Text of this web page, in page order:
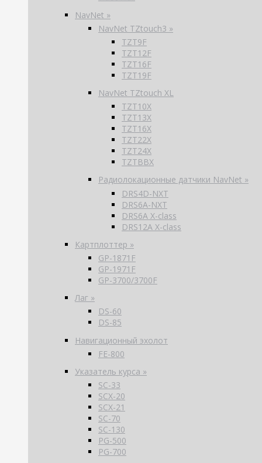
NavNet »
NavNet TZtouch3 »
TZT9F
TZT12F
TZT16F
TZT19F
NavNet TZtouch XL
TZT10X
TZT13X
TZT16X
TZT22X
TZT24X
TZTBBX
Радиолокационные датчики NavNet »
DRS4D-NXT
DRS6A-NXT
DRS6A X-class
DRS12A X-class
Картплоттер »
GP-1871F
GP-1971F
GP-3700/3700F
Лаг »
DS-60
DS-85
Навигационный эхолот
FE-800
Указатель курса »
SC-33
SCX-20
SCX-21
SC-70
SC-130
PG-500
PG-700